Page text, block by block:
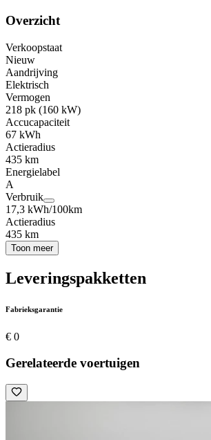
Overzicht
Verkoopstaat
Nieuw
Aandrijving
Elektrisch
Vermogen
218 pk (160 kW)
Accucapaciteit
67 kWh
Actieradius
435 km
Energielabel
A
Verbruik
17,3 kWh/100km
Actieradius
435 km
Toon meer
Leveringspakketten
Fabrieksgarantie
€ 0
Gerelateerde voertuigen